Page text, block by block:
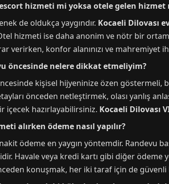
hizmeti mi yoksa otele gelen hizmet
de oldukça yaygındır. Kocaeli Dilovası
hizmeti ise daha anonim ve nötr bir
verirken, konfor alanınızı ve mahremiyet
öncesinde nelere dikkat etmeliyim?
kişisel hijyeninize özen göstermeli,
önceden netleştirmek, olası yanlış
içecek hazırlayabilirsiniz. Kocaeli Dilovası
alırken ödeme nasıl yapılır?
ödeme en yaygın yöntemdir. Randevu
Havale veya kredi kartı gibi diğer
konuşmak, her iki taraf için de güvenli